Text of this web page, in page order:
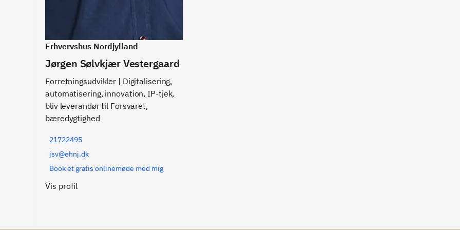
Erhvervshus Nordjylland
Jørgen Sølvkjær Vestergaard
Forretningsudvikler | Digitalisering,
automatisering, innovation, IP-tjek,
bliv leverandør til Forsvaret,
bæredygtighed
21722495
jsv@ehnj.dk
Book et gratis onlinemøde med mig
Vis profil